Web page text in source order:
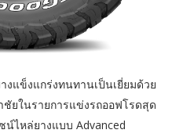
งแข็งแกร่งทนทานเป็นเยี่ยมด้วย
ชัยในรายการแข่งรถออฟโรดสุด
น์ไหล่ยางแบบ Advanced